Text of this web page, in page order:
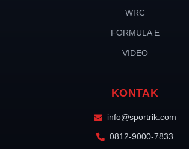
WRC
FORMULA E
VIDEO
KONTAK
info@sportrik.com
0812-9000-7833